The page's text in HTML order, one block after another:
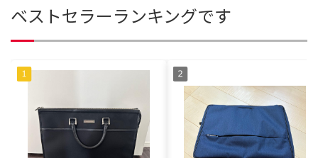
ベストセラーランキングです